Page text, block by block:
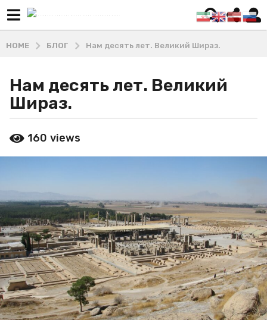
HOME БЛОГ Нам десять лет. Великий Шираз.
3
г
о
а
a
г
о
д
а
a
g
o
Нам десять лет. Великий
Шираз.
y
а
д
и
В
л
а
д
и
м
и
р
160 views